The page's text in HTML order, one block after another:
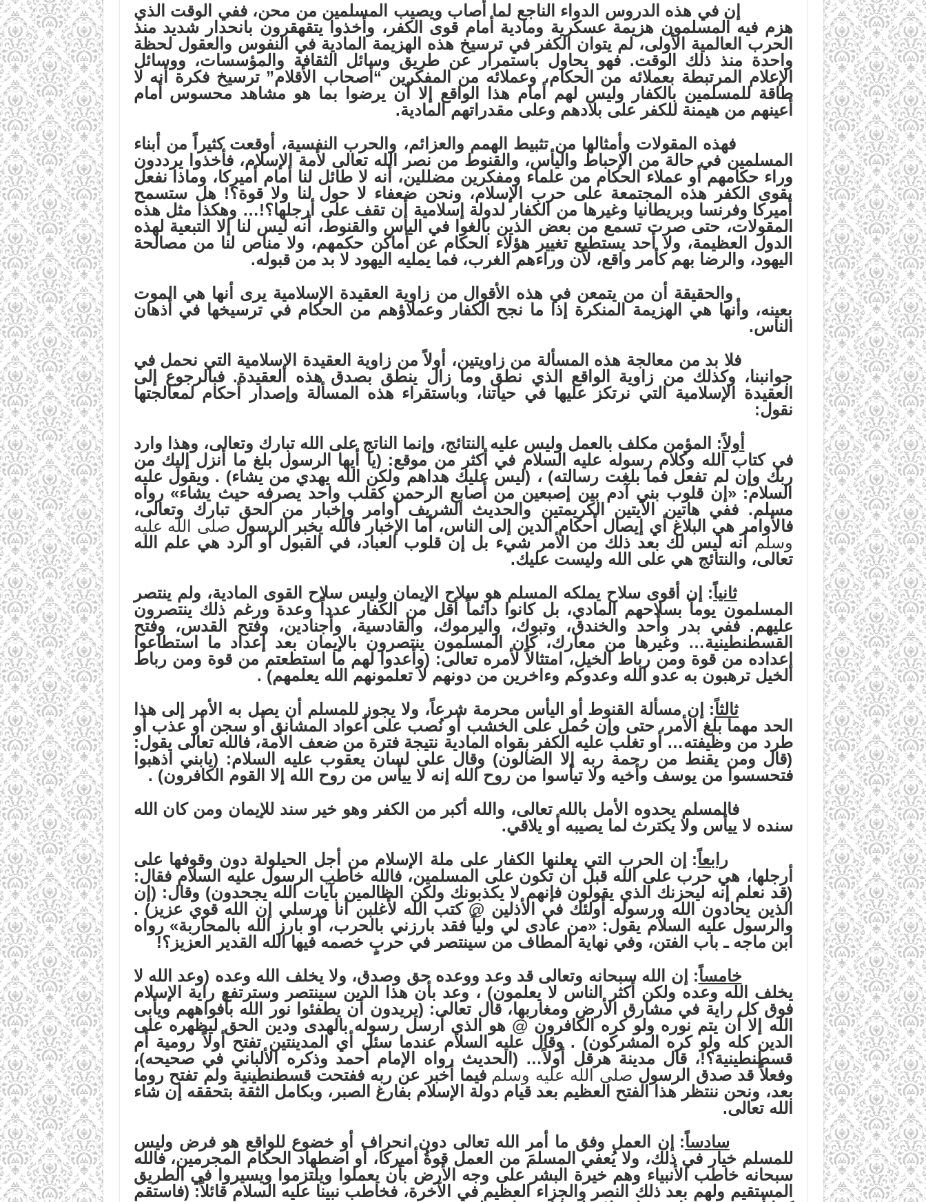
إن في هذه الدروس الدواء الناجع لما أصاب ويصيب المسلمين من محن، ففي الوقت الذي
هزم فيه المسلمون هزيمة عسكرية ومادية أمام قوى الكفر، وأخذوا يتقهقرون بانحدار شديد منذ
الحرب العالمية الأولى، لم يتوان الكفر في ترسيخ هذه الهزيمة المادية في النفوس والعقول لحظة
واحدة منذ ذلك الوقت. فهو يحاول باستمرار عن طريق وسائل الثقافة والمؤسسات، ووسائل
الإعلام المرتبطة بعملائه من الحكام، وعملائه من المفكرين “أصحاب الأقلام” ترسيخ فكرة أنه لا
طاقة للمسلمين بالكفار وليس لهم أمام هذا الواقع إلا أن يرضوا بما هو مشاهد محسوس أمام
أعينهم من هيمنة للكفر على بلادهم وعلى مقدراتهم المادية.
فهذه المقولات وأمثالها من تثبيط الهمم والعزائم، والحرب النفسية، أوقعت كثيراً من أبناء
المسلمين في حالة من الإحباط واليأس، والقنوط من نصر الله تعالى لأمة الإسلام، فأخذوا يرددون
وراء حكامهم أو عملاء الحكام من علماء ومفكرين مضللين، أنه لا طائل لنا أمام أميركا، وماذا نفعل
بقوى الكفر هذه المجتمعة على حرب الإسلام، ونحن ضعفاء لا حول لنا ولا قوة؟! هل ستسمح
أميركا وفرنسا وبريطانيا وغيرها من الكفار لدولة إسلامية أن تقف على أرجلها؟!… وهكذا مثل هذه
المقولات، حتى صرت تسمع من بعض الذين بالغوا في اليأس والقنوط، أنه ليس لنا إلا التبعية لهذه
الدول العظيمة، ولا أحد يستطيع تغيير هؤلاء الحكام عن أماكن حكمهم، ولا مناص لنا من مصالحة
اليهود، والرضا بهم كأمر واقع، لأن وراءهم الغرب، فما يمليه اليهود لا بد من قبوله.
والحقيقة أن من يتمعن في هذه الأقوال من زاوية العقيدة الإسلامية يرى أنها هي الموت
بعينه، وأنها هي الهزيمة المنكرة إذا ما نجح الكفار وعملاؤهم من الحكام في ترسيخها في أذهان
الناس.
فلا بد من معالجة هذه المسألة من زاويتين، أولاً من زاوية العقيدة الإسلامية التي نحمل في
جوانبنا، وكذلك من زاوية الواقع الذي نطق وما زال ينطق بصدق هذه العقيدة. فبالرجوع إلى
العقيدة الإسلامية التي نرتكز عليها في حياتنا، وباستقراء هذه المسألة وإصدار أحكام لمعالجتها
نقول:
أولاً: المؤمن مكلف بالعمل وليس عليه النتائج، وإنما الناتج على الله تبارك وتعالى، وهذا وارد
في كتاب الله وكلام رسوله عليه السلام في أكثر من موقع: (يا أيها الرسول بلغ ما أنزل إليك من
ربك وإن لم تفعل فما بلغت رسالته) ، (ليس عليك هداهم ولكن الله يهدي من يشاء) . ويقول عليه
السلام: «إن قلوب بني آدم بين إصبعين من أصابع الرحمن كقلب واحد يصرفه حيث يشاء» رواه
مسلم. ففي هاتين الآيتين الكريمتين والحديث الشريف أوامر وإخبار من الحق تبارك وتعالى،
فالأوامر هي البلاغ أي إيصال أحكام الدين إلى الناس، أما الإخبار فالله يخبر الرسول صلى الله عليه
وسلم أنه ليس لك بعد ذلك من الأمر شيء بل إن قلوب العباد، في القبول أو الرد هي علم الله
تعالى، والنتائج هي على الله وليست عليك.
ثانياً: إن أقوى سلاح يملكه المسلم هو سلاح الإيمان وليس سلاح القوى المادية، ولم ينتصر
المسلمون يوماً بسلاحهم المادي، بل كانوا دائماً أقل من الكفار عدداً وعدة ورغم ذلك ينتصرون
عليهم. ففي بدر وأحد والخندق، وتبوك، واليرموك، والقادسية، وأجنادين، وفتح القدس، وفتح
القسطنطينية… وغيرها من معارك، كان المسلمون ينتصرون بالإيمان بعد إعداد ما استطاعوا
إعداده من قوة ومن رباط الخيل، امتثالاً لأمره تعالى: (وأعدوا لهم ما استطعتم من قوة ومن رباط
الخيل ترهبون به عدو الله وعدوكم وءاخرين من دونهم لا تعلمونهم الله يعلمهم) .
ثالثاً: إن مسألة القنوط أو اليأس محرمة شرعاً، ولا يجوز للمسلم أن يصل به الأمر إلى هذا
الحد مهما بلغ الأمر، حتى وإن حُمل على الخشب أو نُصب على أعواد المشانق أو سجن أو عذب أو
طرد من وظيفته… أو تغلب عليه الكفر بقواه المادية نتيجة فترة من ضعف الأمة، فالله تعالى يقول:
(قال ومن يقنط من رحمة ربه إلا الضالون) وقال على لسان يعقوب عليه السلام: (يابني اذهبوا
فتحسسوا من يوسف وأخيه ولا تيأسوا من روح الله إنه لا ييأس من روح الله إلا القوم الكافرون) .
فالمسلم يحدوه الأمل بالله تعالى، والله أكبر من الكفر وهو خير سند للإيمان ومن كان الله
سنده لا ييأس ولا يكترث لما يصيبه أو يلاقي.
رابعاً: إن الحرب التي يعلنها الكفار على ملة الإسلام من أجل الحيلولة دون وقوفها على
أرجلها، هي حرب على الله قبل أن تكون على المسلمين، فالله خاطب الرسول عليه السلام فقال:
(قد نعلم إنه ليحزنك الذي يقولون فإنهم لا يكذبونك ولكن الظالمين بآيات الله يجحدون) وقال: (إن
الذين يحادون الله ورسوله أولئك في الأذلين @كتب الله لأغلبن أنا ورسلي إن الله قوي عزيز) .
والرسول عليه السلام يقول: «من عادى لي ولياً فقد بارزني بالحرب، أو بارز الله بالمحاربة» رواه
ابن ماجه ـ باب الفتن، وفي نهاية المطاف من سينتصر في حربٍ خصمه فيها الله القدير العزيز؟!
خامساً: إن الله سبحانه وتعالى قد وعد ووعده حق وصدق، ولا يخلف الله وعده (وعد الله لا
يخلف الله وعده ولكن أكثر الناس لا يعلمون) ، وعد بأن هذا الدين سينتصر وسترتفع راية الإسلام
فوق كل راية في مشارق الأرض ومغاربها، قال تعالى: (يريدون أن يطفئوا نور الله بأفواههم ويأبى
الله إلا أن يتم نوره ولو كره الكافرون@ هو الذي أرسل رسوله بالهدى ودين الحق ليظهره على
الدين كله ولو كره المشركون) . وقال عليه السلام عندما سئل أي المدينتين تفتح أولاً رومية أم
قسطنطينية؟!، قال مدينة هرقل أولاً… (الحديث رواه الإمام أحمد وذكره الألباني في صحيحه)،
وفعلاً قد صدق الرسول صلى الله عليه وسلم فيما أخبر عن ربه ففتحت قسطنطينية ولم تفتح روما
بعد، ونحن ننتظر هذا الفتح العظيم بعد قيام دولة الإسلام بفارغ الصبر، وبكامل الثقة بتحققه إن شاء
الله تعالى.
سادساً: إن العمل وفق ما أمر الله تعالى دون انحراف أو خضوع للواقع هو فرض وليس
للمسلم خيار في ذلك، ولا يُعفي المسلمَ من العمل قوةُ أميركا، أو اضطهاد الحكام المجرمين، فالله
سبحانه خاطب الأنبياء وهم خيرة البشر على وجه الأرض بأن يعملوا ويلتزموا ويسيروا في الطريق
المستقيم ولهم بعد ذلك النصر والجزاء العظيم في الآخرة، فخاطب نبينا عليه السلام قائلاً: (فاستقم